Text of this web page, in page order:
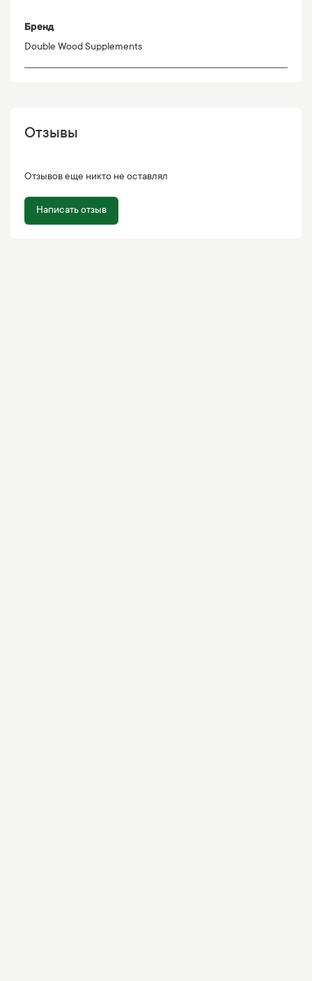
Бренд
Double Wood Supplements
Отзывы
Отзывов еще никто не оставлял
Написать отзыв